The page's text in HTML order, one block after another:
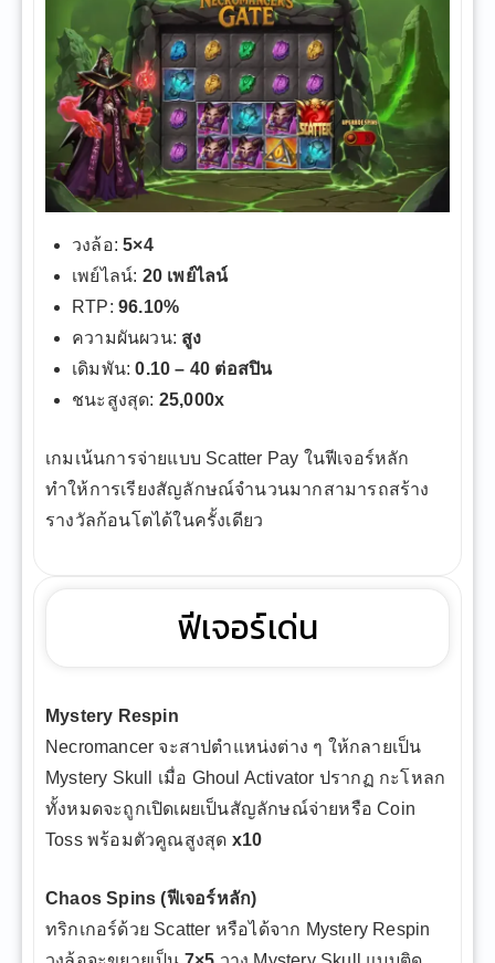
วงล้อ:5×4
เพย์ไลน์: 20 เพย์ไลน์
RTP: 96.10%
ความผันผวน: สูง
เดิมพัน:0.10 – 40 ต่อสปิน
ชนะสูงสุด: 25,000x
เกมเน้นการจ่ายแบบ Scatter Pay ในฟีเจอร์หลัก
ทำให้การเรียงสัญลักษณ์จำนวนมากสามารถสร้าง
รางวัลก้อนโตได้ในครั้งเดียว
ฟีเจอร์เด่น
Mystery Respin
Necromancer จะสาปตำแหน่งต่าง ๆ ให้กลายเป็น
Mystery Skull เมื่อ Ghoul Activator ปรากฏ กะโหลก
ทั้งหมดจะถูกเปิดเผยเป็นสัญลักษณ์จ่ายหรือ Coin
Toss พร้อมตัวคูณสูงสุด x10
Chaos Spins (ฟีเจอร์หลัก)
ทริกเกอร์ด้วย Scatter หรือได้จาก Mystery Respin